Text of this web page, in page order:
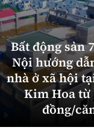
Bất động sản
Nội hướng
nhà ở xã hội
Kim Hoa từ
đồng/